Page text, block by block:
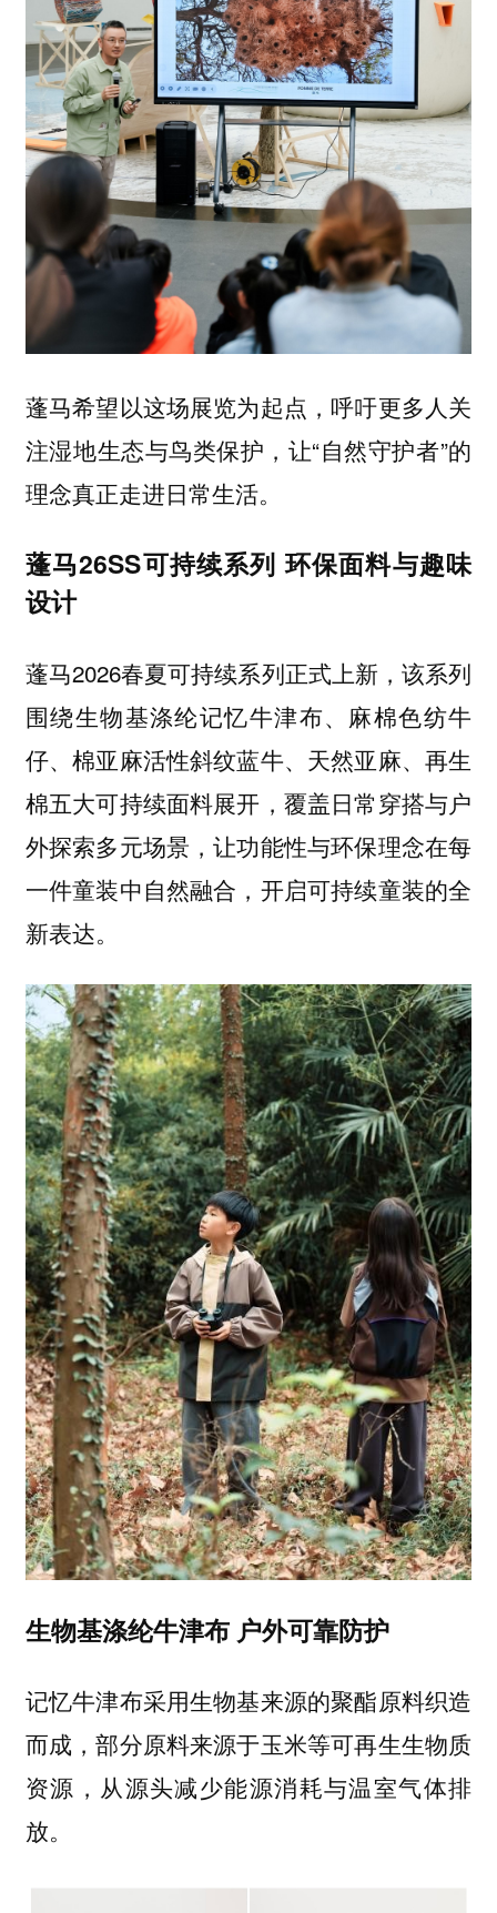
蓬马希望以这场展览为起点，呼吁更多人关
注湿地生态与鸟类保护，让“自然守护者”的
理念真正走进日常生活。
蓬马26SS可持续系列 环保面料与趣味
设计
蓬马2026春夏可持续系列正式上新，该系列
围绕生物基涤纶记忆牛津布、麻棉色纺牛
仔、棉亚麻活性斜纹蓝牛、天然亚麻、再生
棉五大可持续面料展开，覆盖日常穿搭与户
外探索多元场景，让功能性与环保理念在每
一件童装中自然融合，开启可持续童装的全
新表达。
生物基涤纶牛津布 户外可靠防护
记忆牛津布采用生物基来源的聚酯原料织造
而成，部分原料来源于玉米等可再生生物质
资源，从源头减少能源消耗与温室气体排
放。